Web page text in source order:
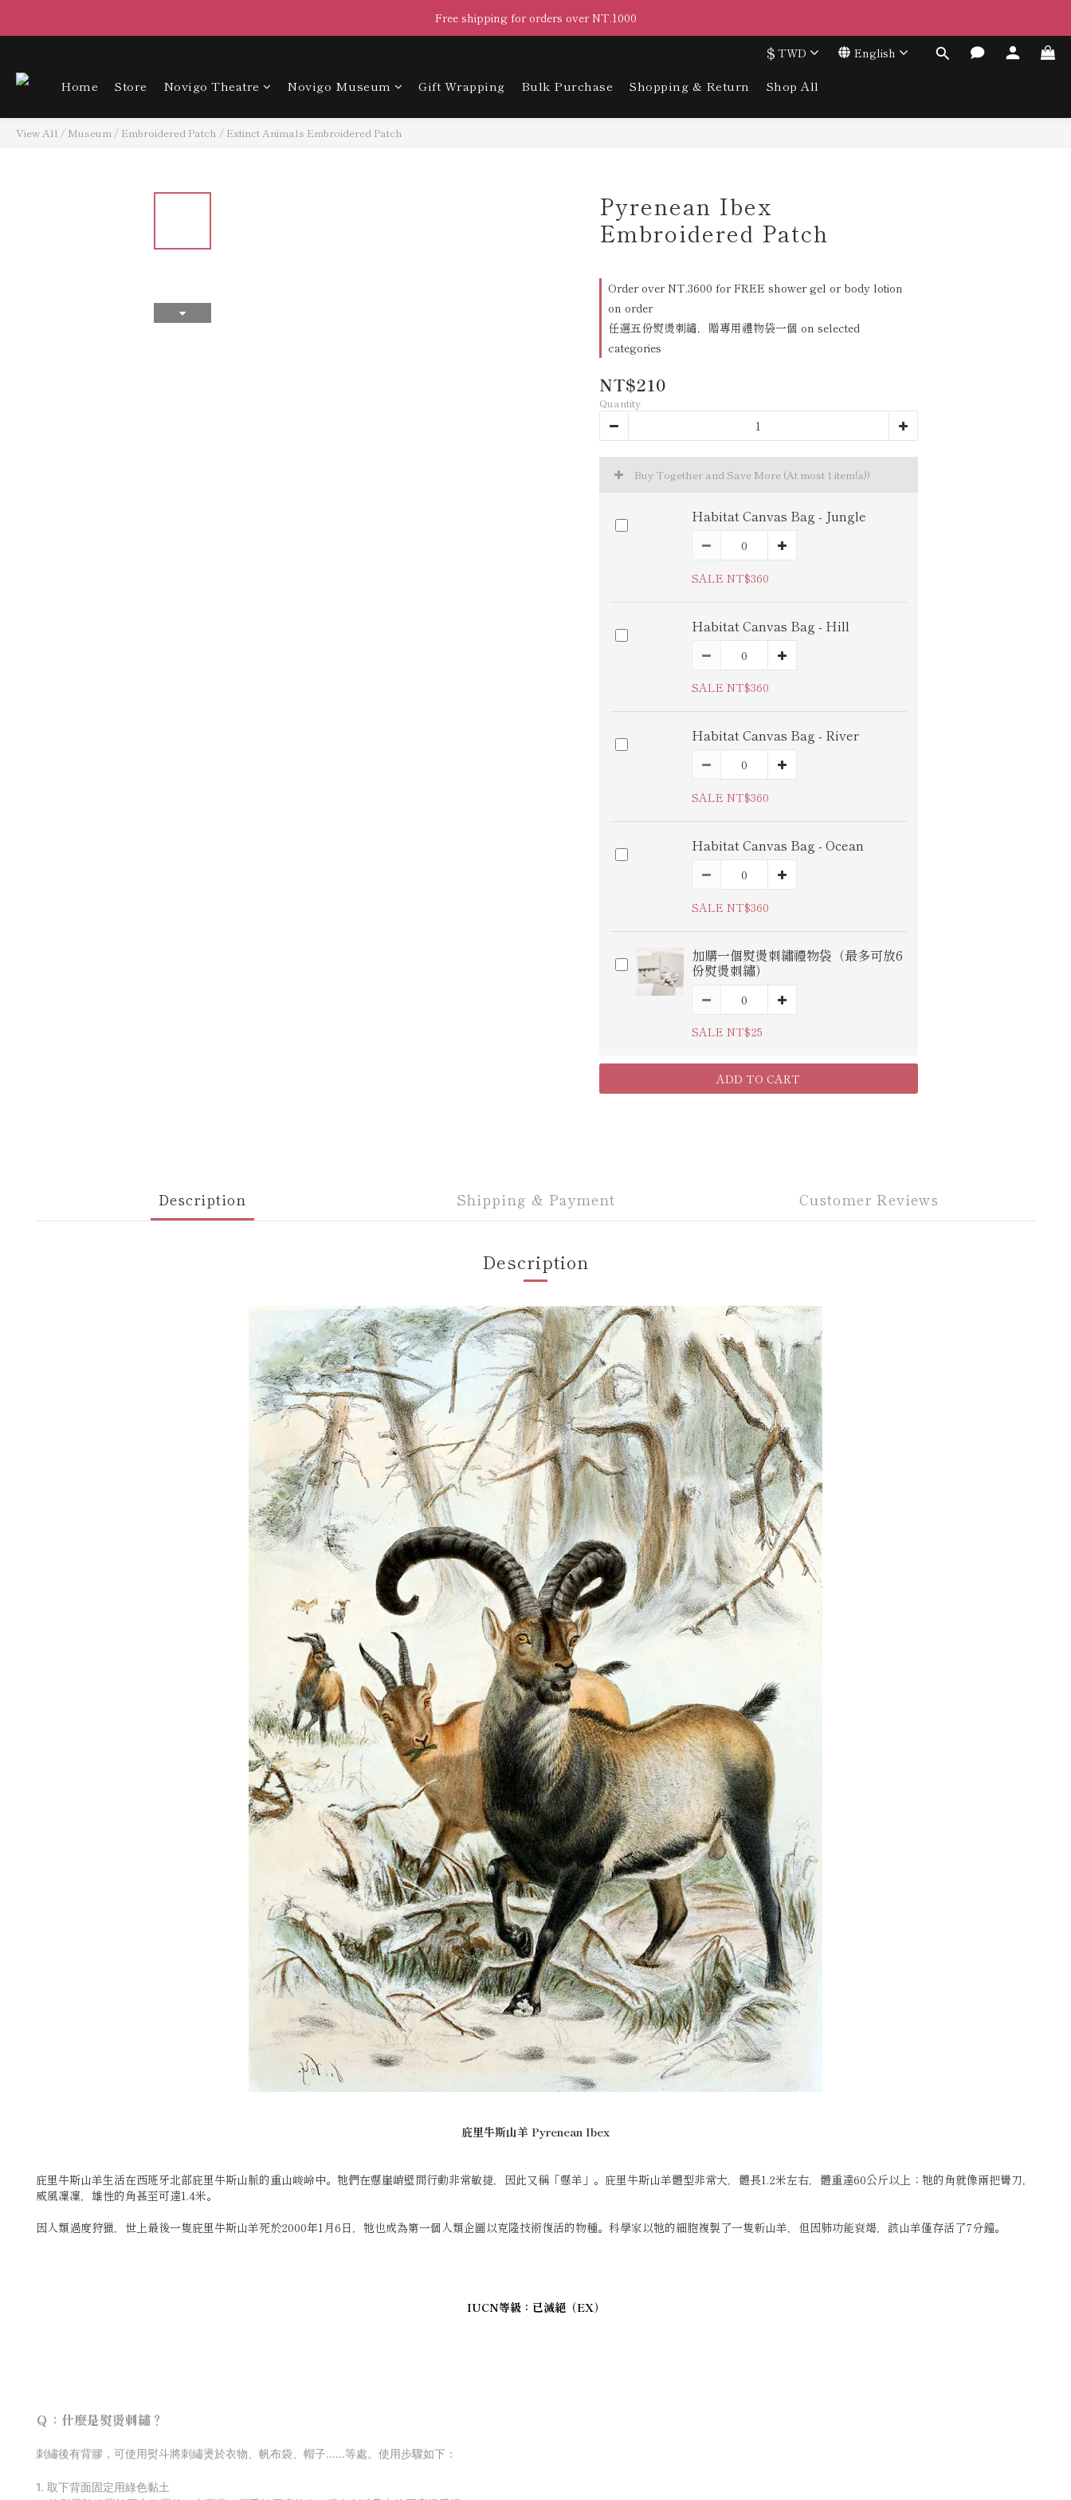
Free shipping for orders over NT.1000
$ TWD English
Home Store Novigo Theatre Novigo Museum Gift Wrapping Bulk Purchase Shopping & Return Shop All
View All / Museum/ Embroidered Patch / Extinct Animals Embroidered Patch
Pyrenean Ibex
Embroidered Patch
Order over NT.3600 for FREE shower gel or body lotion
on order
任選五份熨燙刺繡，贈專用禮物袋一個 on selected
categories
NT$210
Quantity
Buy Together and Save More (At most 1 item(s))
Habitat Canvas Bag - Jungle
SALE NT$360
Habitat Canvas Bag - Hill
SALE NT$360
Habitat Canvas Bag - River
SALE NT$360
Habitat Canvas Bag - Ocean
SALE NT$360
加購一個熨燙刺繡禮物袋（最多可放6
份熨燙刺繡）
SALE NT$25
ADD TO CART
Description Shipping & Payment Customer Reviews
Description
庇里牛斯山羊 Pyrenean Ibex
庇里牛斯山羊生活在西班牙北部庇里牛斯山脈的重山峻岭中。牠們在懸崖峭壁間行動非常敏捷，因此又稱「懸羊」。庇里牛斯山羊體型非常大，體長1.2米左右，體重達60公斤以上；牠的角就像兩把彎刀，
威風凜凜，雄性的角甚至可達1.4米。
因人類過度狩獵，世上最後一隻庇里牛斯山羊死於2000年1月6日，牠也成為第一個人類企圖以克隆技術復活的物種。科學家以牠的細胞複製了一隻新山羊，但因肺功能衰竭，該山羊僅存活了7分鐘。
IUCN等級：已滅絕（EX）
Ｑ：什麼是熨燙刺繡？
刺繡後有背膠，可使用熨斗將刺繡燙於衣物、帆布袋、帽子......等處。使用步驟如下：
1. 取下背面固定用綠色黏土